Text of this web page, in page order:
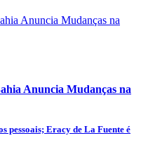
Anuncia Mudanças na
pessoais; Eracy de La Fuente é